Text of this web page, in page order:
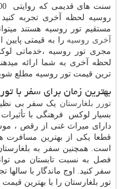
سنت های قدیمی که روایتی
روسیه لحظه آخری تجربه
مستقیم تور روسیه هستند
آخری روسیه را به قیمتی پایین
مجری تور روسیه ،خدماتی
لحظه آخری به شما ارائه
ترین قیمت تور روسیه مطلع
بهترین زمان برای سفر با
تورر بلغارستان یک سفر بی
بسیار لوکس فرهنگی با
دارای میراث غنی از رقص ،
قطعا یکی از بهترین مسافرت
است. همچنین سفر به
فصل به نسبت تابستان می
سفر کنید. اوج ماندگار با سالها
تور بلغارستان را با بهترین